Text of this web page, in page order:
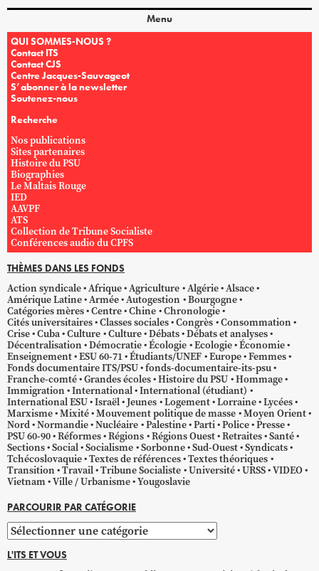
Menu
QUI SOMMES-NOUS ?
Contact ITS
Contact CJS
Centre Jacques-Sauvageot
S’abonner à la newsletter
Soutenez-nous
Recherche
Nos publications
Sites partenaires
Histoire du PSU
Biographies
Le Maltais Rouge
IED
AAVPF
ATS
Collection de Tribune Socialiste
Conférences audio du CPFS
THÈMES DANS LES FONDS
Action syndicale Afrique Agriculture Algérie Alsace
Amérique Latine Armée Autogestion
Bourgogne
Catégories mères Centre Chine Chronologie
Cités universitaires Classes sociales Congrès Consommation
Crise Cuba Culture Culture Débats Débats et analyses
Décentralisation Démocratie Écologie Ecologie Économie
Enseignement ESU 60-71 Étudiants/UNEF Europe Femmes
Fonds documentaire ITS/PSU fonds-documentaire-its-psu
Franche-comté Grandes écoles Histoire du PSU Hommage
Immigration International International (étudiant)
International ESU Israël Jeunes Logement Lorraine Lycées
Marxisme Mixité Mouvement politique de masse Moyen Orient
Nord Normandie Nucléaire Palestine Parti Police Presse
PSU 60-90 Réformes Régions Régions Ouest Retraites Santé
Sections Social Socialisme Sorbonne Sud-Ouest Syndicats
Tchécoslovaquie Textes de références Textes théoriques
Transition Travail Tribune Socialiste Université URSS VIDEO
Vietnam Ville / Urbanisme Yougoslavie
PARCOURIR PAR CATÉGORIE
Parcourir
par
catégorie
L'ITS ET VOUS